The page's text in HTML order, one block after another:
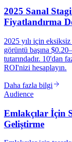
2025 Sanal
Fiyatlandırma
2025 yılı için
görüntü başına
tutarındadır. 10'dan
ROI'nizi hesaplayın.
Daha fazla bilgi
Audience
Emlakçılar İçin
Geliştirme